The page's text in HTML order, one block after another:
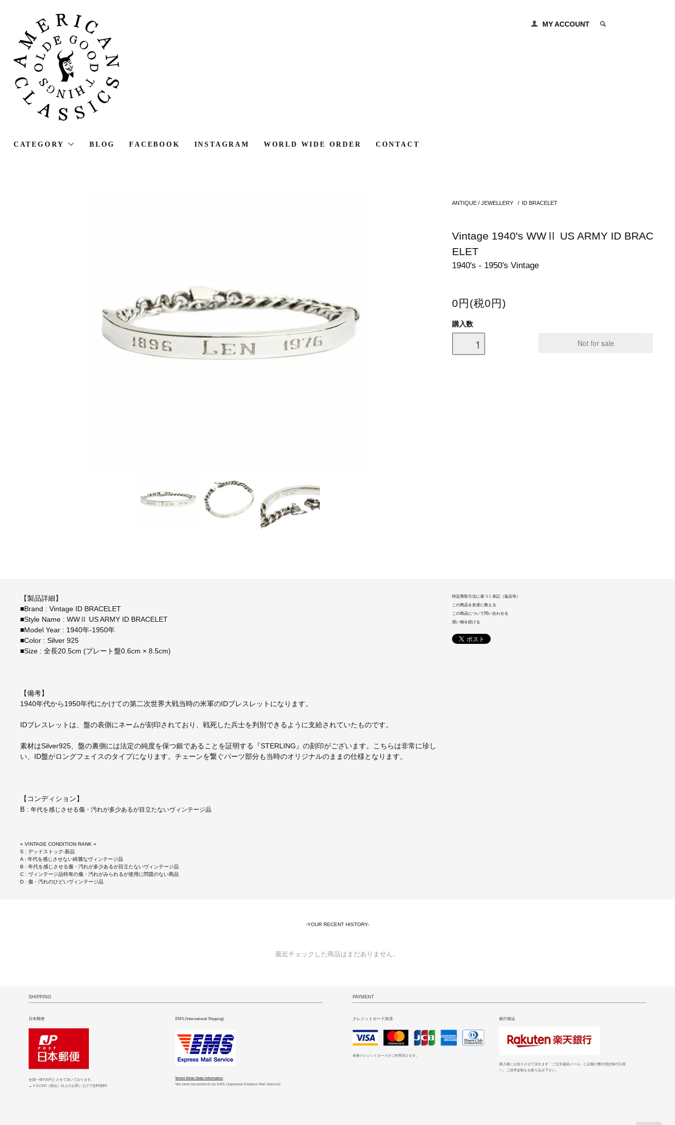
MY ACCOUNT
CATEGORY BLOG FACEBOOK INSTAGRAM WORLD WIDE ORDER CONTACT
ANTIQUE / JEWELLERY / ID BRACELET
Vintage 1940's WWⅡ US ARMY ID BRAC
ELET
1940's - 1950's Vintage
0円(税0円)
購入数
【製品詳細】
■Brand : Vintage ID BRACELET
■Style Name : WWⅡ US ARMY ID BRACELET
■Model Year : 1940年-1950年
■Color : Silver 925
■Size : 全長20.5cm (プレート盤0.6cm × 8.5cm)
【備考】
1940年代から1950年代にかけての第二次世界大戦当時の米軍のIDブレスレットになります。
IDブレスレットは、盤の表側にネームが刻印されており、戦死した兵士を判別できるように支給されていたものです。
素材はSilver925、盤の裏側には法定の純度を保つ銀であることを証明する『STERLING』の刻印がございます。こちらは非常に珍し
い、ID盤がロングフェイスのタイプになります。チェーンを繋ぐパーツ部分も当時のオリジナルのままの仕様となります。
【コンディション】
B : 年代を感じさせる傷・汚れが多少あるが目立たないヴィンテージ品
« VINTAGE CONDITION RANK »
S : デッドストック-新品
A : 年代を感じさせない綺麗なヴィンテージ品
B : 年代を感じさせる傷・汚れが多少あるが目立たないヴィンテージ品
C : ヴィンテージ品特有の傷・汚れがみられるが使用に問題のない商品
D : 傷・汚れのひどいヴィンテージ品
特定商取引法に基づく表記（返品等）
この商品を友達に教える
この商品について問い合わせる
買い物を続ける
-YOUR RECENT HISTORY-
最近チェックした商品はまだありません。
SHIPPING
日本郵便
全国一律700円とさせて頂いております。
→￥10,000（税込）以上のお買い上げで送料無料!
EMS (International Shipping)
World Wide Order Information
We send our products by EMS (Japanese Express Mail Service)
PAYMENT
クレジットカード決済
各種クレジットカードがご利用頂けます。
銀行振込
購入後にお送りさせて頂きます「ご注文確認メール」に記載の弊社指定銀行口座
へ、ご請求金額をお振り込み下さい。